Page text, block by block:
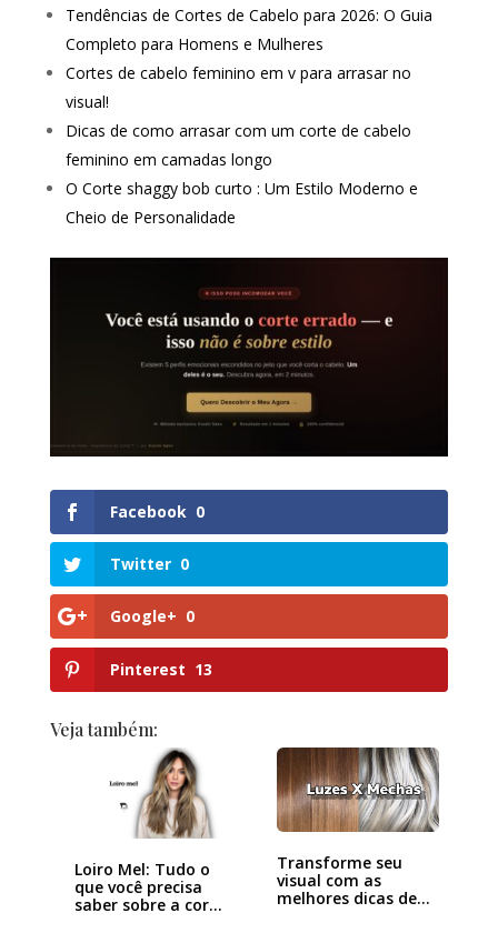
Tendências de Cortes de Cabelo para 2026: O Guia
Completo para Homens e Mulheres
Cortes de cabelo feminino em v para arrasar no
visual!
Dicas de como arrasar com um corte de cabelo
feminino em camadas longo
O Corte shaggy bob curto : Um Estilo Moderno e
Cheio de Personalidade
Facebook 0
Twitter 0
Google+ 0
Pinterest 13
Veja também:
Loiro Mel: Tudo o
que você precisa
saber sobre a cor…
Transforme seu
visual com as
melhores dicas de